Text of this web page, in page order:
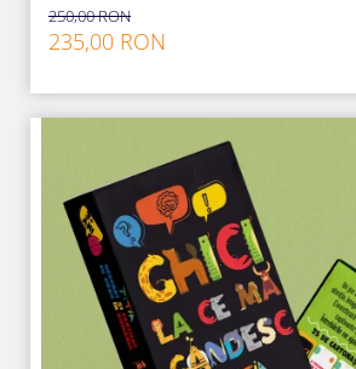
250,00 RON
235,00 RON